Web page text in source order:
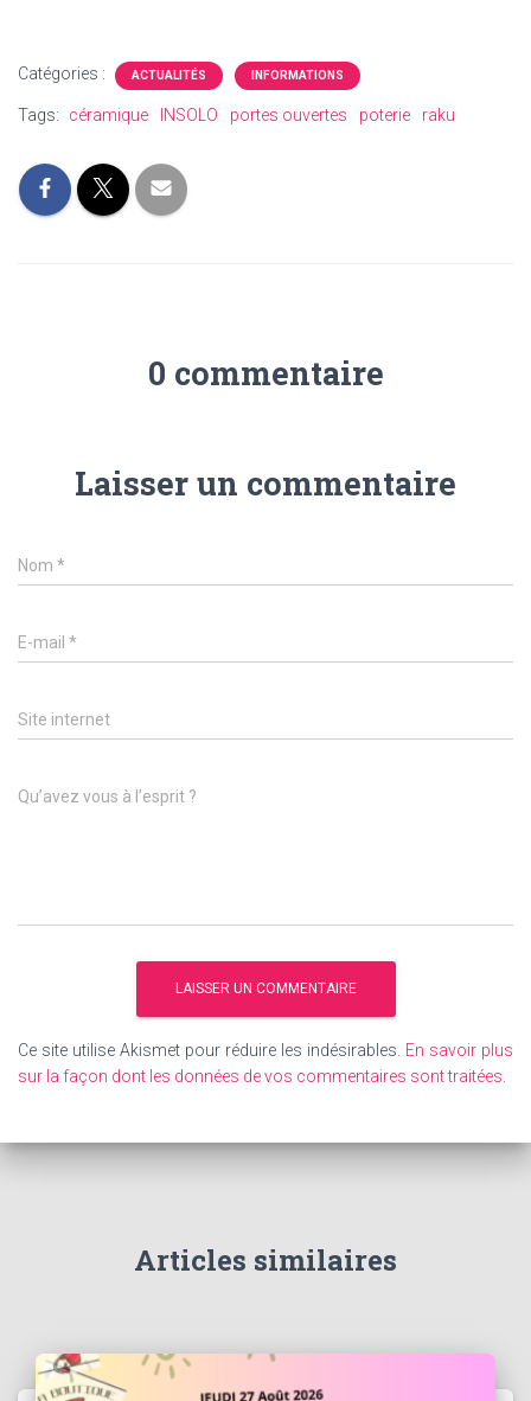
Catégories : ACTUALITÉS INFORMATIONS
Tags: céramique INSOLO portes ouvertes poterie raku
0 commentaire
Laisser un commentaire
Nom *
E-mail *
Site internet
Qu’avez vous à l’esprit ?
Ce site utilise Akismet pour réduire les indésirables. En savoir plus
sur la façon dont les données de vos commentaires sont traitées
Articles similaires